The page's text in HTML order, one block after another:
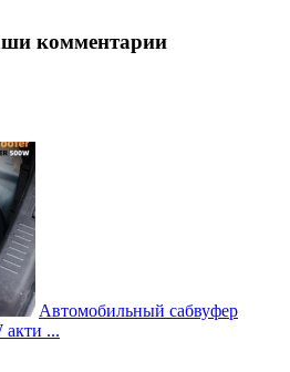
комментарии
Автомобильный сабвуфер
акти ...